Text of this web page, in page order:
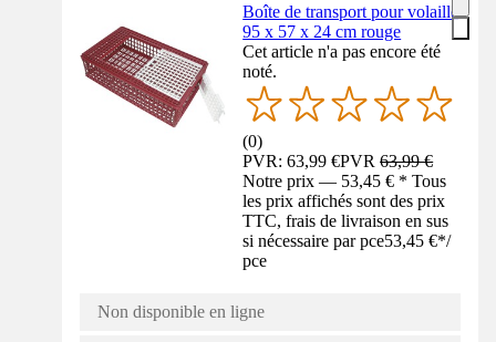
Boîte de transport pour volaille
95 x 57 x 24 cm rouge
Cet article n'a pas encore été
noté.
(0)
PVR: 63,99 €PVR63,99 €
Notre prix — 53,45 € * Tous
les prix affichés sont des prix
TTC, frais de livraison en sus
si nécessaire par pce53,45 €*/
pce
Non disponible en ligne